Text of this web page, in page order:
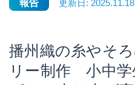
報告 更新日: 2025.11.18
播州織の糸やそ
リー制作 小中学